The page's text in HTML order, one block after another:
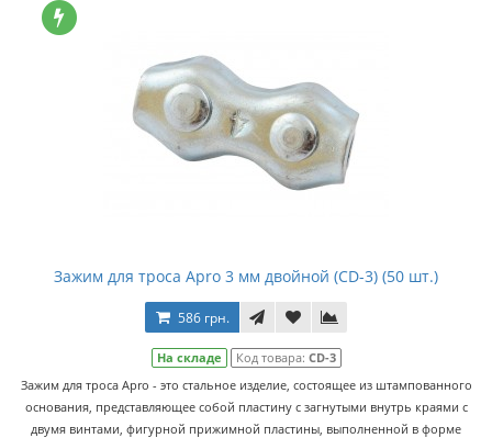
Зажим для троса Apro 3 мм двойной (CD-3) (50 шт.)
586 грн.
На складе Код товара: CD-3
Зажим для троса Apro - это стальное изделие, состоящее из штампованного
основания, представляющее собой пластину с загнутыми внутрь краями с
двумя винтами, фигурной прижимной пластины, выполненной в форме